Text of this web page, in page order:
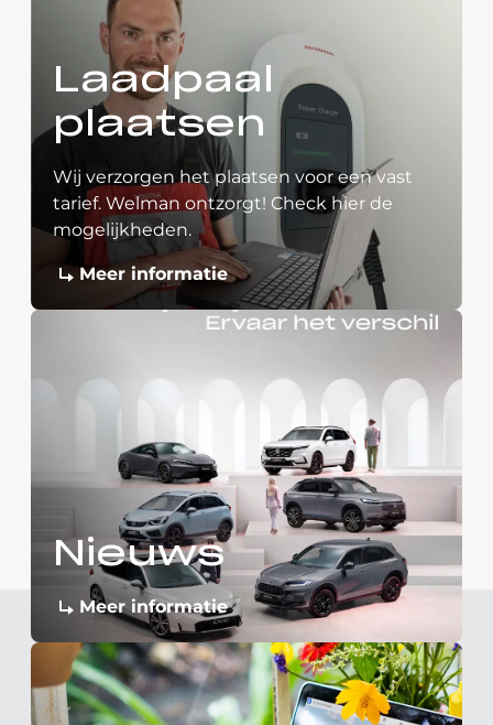
Laadpaal
plaatsen
Wij verzorgen het plaatsen voor een vast
tarief. Welman ontzorgt! Check hier de
mogelijkheden.
Meer informatie
Nieuws
Meer informatie